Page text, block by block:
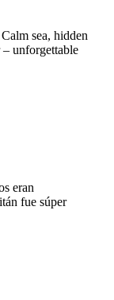
sea, hidden
unforgettable
eran
fue súper